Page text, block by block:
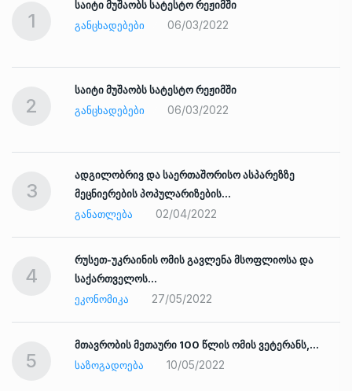
1
საიტი მუშაობს სატესტო რეჟიმში
ᲒᲐᲜᲪᲮᲐᲓᲔᲑᲔᲑᲘ
06/03/2022
2
საიტი მუშაობს სატესტო რეჟიმში
ᲒᲐᲜᲪᲮᲐᲓᲔᲑᲔᲑᲘ
06/03/2022
3
ადგილობრივ და საერთაშორისო ასპარეზზე
მეცნიერების პოპულარიზების…
ᲒᲐᲜᲐᲗᲚᲔᲑᲐ
02/04/2022
4
რუსეთ-უკრაინის ომის გავლენა მსოფლიოსა და
საქართველოს…
ᲔᲙᲝᲜᲝᲛᲘᲙᲐ
27/05/2022
5
მთავრობის მეთაური 100 წლის ომის ვეტერანს,…
ᲡᲐᲖᲝᲒᲐᲓᲝᲔᲑᲐ
10/05/2022